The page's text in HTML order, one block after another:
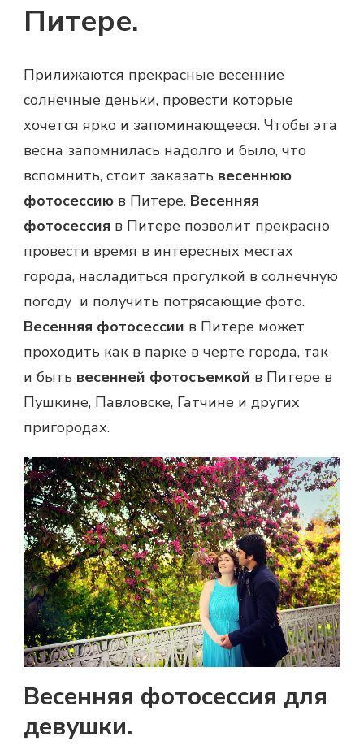
Питере.
Прилижаются прекрасные весенние
солнечные деньки, провести которые
хочется ярко и запоминающееся. Чтобы эта
весна запомнилась надолго и было, что
вспомнить, стоит заказать весеннюю
фотосессию в Питере. Весенняя
фотосессия в Питере позволит прекрасно
провести время в интересных местах
города, насладиться прогулкой в солнечную
погоду и получить потрясающие фото.
Весенняя фотосессии в Питере может
проходить как в парке в черте города, так
и быть весенней фотосъемкой в Питере в
Пушкине, Павловске, Гатчине и других
пригородах.
Весенняя фотосессия для
девушки.